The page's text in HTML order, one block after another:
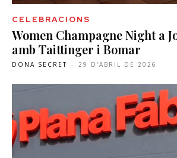
CELEBRACIONS
Women Champagne Night a
amb Taittinger i Bomar
DONA SECRET - 29 D'ABRIL DE 2026